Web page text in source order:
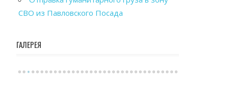
СВО из Павловского Посада
ГАЛЕРЕЯ